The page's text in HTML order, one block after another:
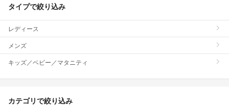
タイプで絞り込み
レディース
メンズ
キッズ／ベビー／マタニティ
カテゴリで絞り込み